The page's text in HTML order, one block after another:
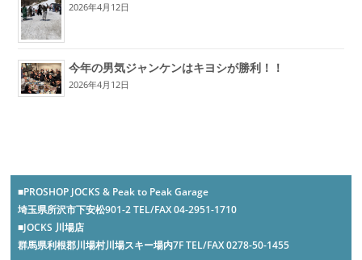
2026年4月12日
今年の男気ジャンケンはキヨシが勝利！！
2026年4月12日
■PROSHOP JOCKS & Peak to Peak Garage
埼玉県所沢市下安松901-2 TEL/FAX 04-2951-1710
■JOCKS 川場店
群馬県利根郡川場村川場スキー場内7F TEL/FAX 0278-50-1455